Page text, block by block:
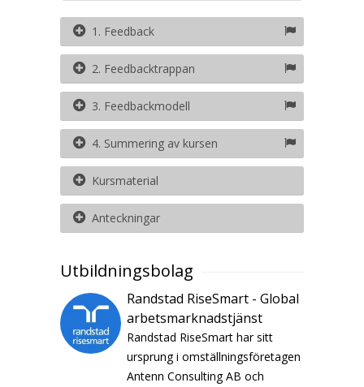
1. Feedback
2. Feedbacktrappan
3. Feedbackmodell
4. Summering av kursen
Kursmaterial
Anteckningar
Utbildningsbolag
Randstad RiseSmart - Global
arbetsmarknadstjänst
Randstad RiseSmart har sitt
ursprung i omställningsföretagen
Antenn Consulting AB och